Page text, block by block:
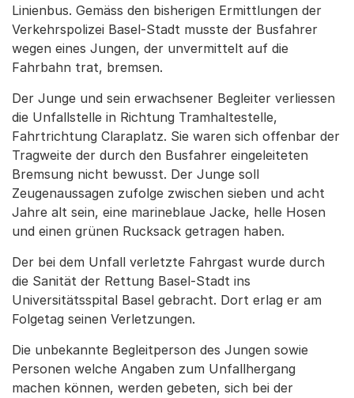
Linienbus. Gemäss den bisherigen Ermittlungen der
Verkehrspolizei Basel-Stadt musste der Busfahrer
wegen eines Jungen, der unvermittelt auf die
Fahrbahn trat, bremsen.
Der Junge und sein erwachsener Begleiter verliessen
die Unfallstelle in Richtung Tramhaltestelle,
Fahrtrichtung Claraplatz. Sie waren sich offenbar der
Tragweite der durch den Busfahrer eingeleiteten
Bremsung nicht bewusst. Der Junge soll
Zeugenaussagen zufolge zwischen sieben und acht
Jahre alt sein, eine marineblaue Jacke, helle Hosen
und einen grünen Rucksack getragen haben.
Der bei dem Unfall verletzte Fahrgast wurde durch
die Sanität der Rettung Basel-Stadt ins
Universitätsspital Basel gebracht. Dort erlag er am
Folgetag seinen Verletzungen.
Die unbekannte Begleitperson des Jungen sowie
Personen welche Angaben zum Unfallhergang
machen können, werden gebeten, sich bei der